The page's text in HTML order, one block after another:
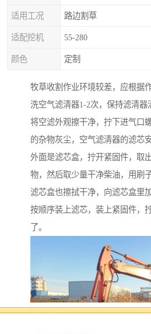
适用工况 路边割草
适配挖机 55-280
颜色 定制
牧草收割作业环境较差，应根据
洗空气滤清器1-2次，保持滤清
将空滤外观擦干净，拧下进气口
的杂物灰尘，空气滤清器的滤芯
外面是滤芯盒，拧开紧固件，取
物，然后取少量干净柴油，用刷
滤芯盒也擦拭干净，向滤芯盒里
按顺序装上滤芯，装上紧固件，
了。